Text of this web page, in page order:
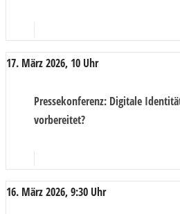
17. März 2026, 10 Uhr
Pressekonferenz: Digitale
vorbereitet?
16. März 2026, 9:30 Uhr